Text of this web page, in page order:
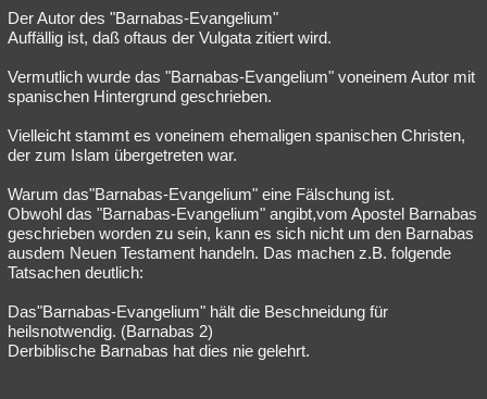
Der Autor des "Barnabas-Evangelium"
Auffällig ist, daß oftaus der Vulgata zitiert wird.
Vermutlich wurde das "Barnabas-Evangelium" voneinem Autor mit
spanischen Hintergrund geschrieben.
Vielleicht stammt es voneinem ehemaligen spanischen Christen,
der zum Islam übergetreten war.
Warum das"Barnabas-Evangelium" eine Fälschung ist.
Obwohl das "Barnabas-Evangelium" angibt,vom Apostel Barnabas
geschrieben worden zu sein, kann es sich nicht um den Barnabas
ausdem Neuen Testament handeln. Das machen z.B. folgende
Tatsachen deutlich:
Das"Barnabas-Evangelium" hält die Beschneidung für
heilsnotwendig. (Barnabas 2)
Derbiblische Barnabas hat dies nie gelehrt.